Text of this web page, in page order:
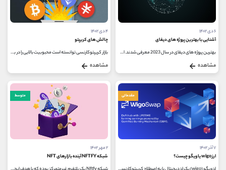
۶ دی ۱۴۰۲
آشنایی با بهترین پروژه های دیفای
بهترین پروژه های دیفای در سال 2023 معرفی شدند. امور مالی غیرمتمرکز (DeFi) یک فناوری مالی نوظهور است که سیستم بانکداری متمرکز و سنتی...
مشاهده
۴ دی ۱۴۰۲
چالش های کریپتو
بازار کریپتوکارنسی توانسته است محبوبیت بالایی را در بین تریدرها پیدا کند اما معامله گران باید از چالش های کریپتو باخبر باشند...
مشاهده
مقدماتی
۷ آذر ۱۴۰۲
ارز wigo یا ویگو چیست؟
متوسط
۲ مهر ۱۴۰۲
شبکه NFTFY آینده بازارهای NFT